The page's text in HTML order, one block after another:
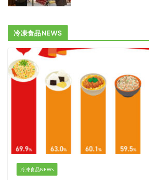
冷凍食品NEWS
冷凍食品NEWS